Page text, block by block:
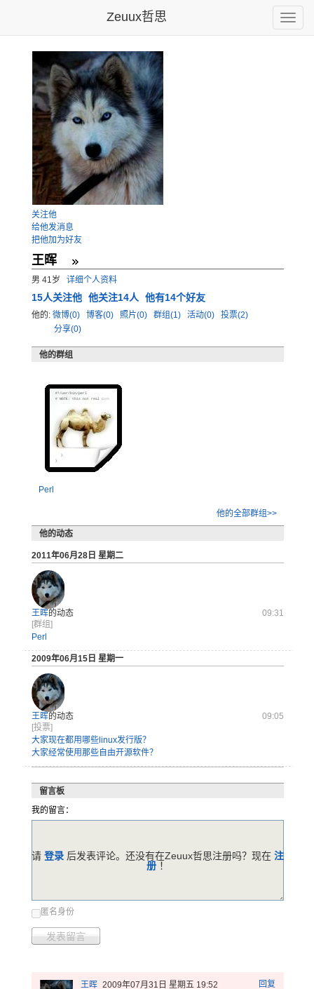
Toggle
Zeuux哲思
关注他
给他发消息
把他加为好友
王晖
男 41岁 详细个人资料
15人关注他 他关注14人 他有14个好友
他的: 微博(0) 博客(0) 照片(0) 群组(1) 活动(0)
投票(2)
分享(0)
他的群组
Perl
他的全部群组>>
他的动态
2011年06月28日 星期二
王晖的动态
09:31
[群组]
Perl
2009年06月15日 星期一
王晖的动态
09:05
[投票]
大家现在都用哪些linux发行版？
大家经常使用那些自由开源软件？
留言板
我的留言：
匿名身份
发表留言
请 登录 后发表评论。还没有在Zeuux哲思注册吗？现在 注
册 ！
回复
王晖 2009年07月31日 星期五 19:52